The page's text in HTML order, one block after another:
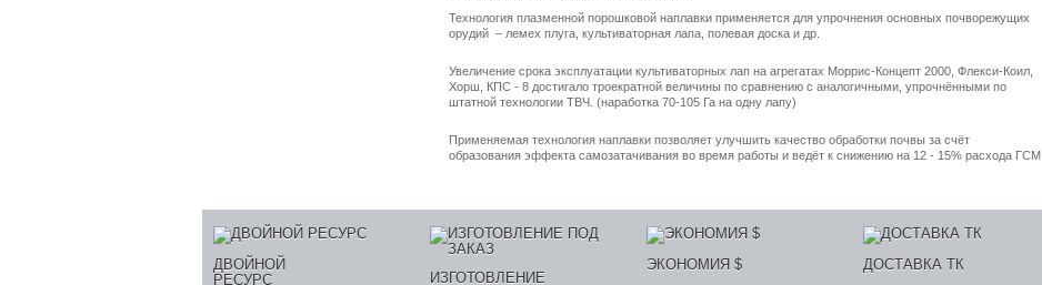
Технология плазменной порошковой наплавки применяется для упрочнения основных почворежущих
орудий – лемех плуга, культиваторная лапа, полевая доска и др.
Увеличение срока эксплуатации культиваторных лап на агрегатах Моррис-Концепт 2000, Флекси-Коил,
Хорш, КПС - 8 достигало троекратной величины по сравнению с аналогичными, упрочнёнными по
штатной технологии ТВЧ. (наработка 70-105 Га на одну лапу)
Применяемая технология наплавки позволяет улучшить качество обработки почвы за счёт
образования эффекта самозатачивания во время работы и ведёт к снижению на 12 - 15% расхода ГСМ
ДВОЙНОЙ
РЕСУРС
ИЗГОТОВЛЕНИЕ
ЭКОНОМИЯ $
ДОСТАВКА ТК